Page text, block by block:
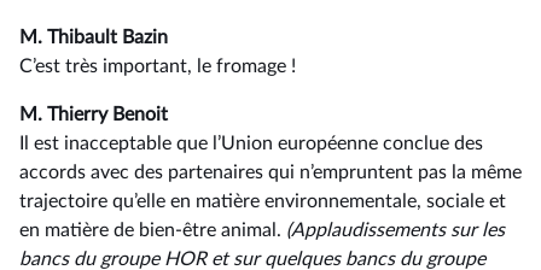
M. Thibault Bazin
C’est très important, le fromage !
M. Thierry Benoit
Il est inacceptable que l’Union européenne conclue des
accords avec des partenaires qui n’empruntent pas la même
trajectoire qu’elle en matière environnementale, sociale et
en matière de bien-être animal. (Applaudissements sur les
bancs du groupe HOR et sur quelques bancs du groupe